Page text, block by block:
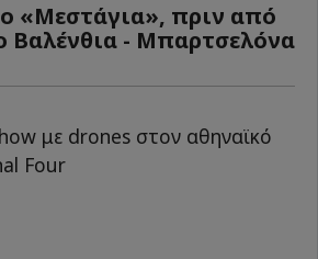
«Μεστάγια», πριν από
Βαλένθια - Μπαρτσελόνα